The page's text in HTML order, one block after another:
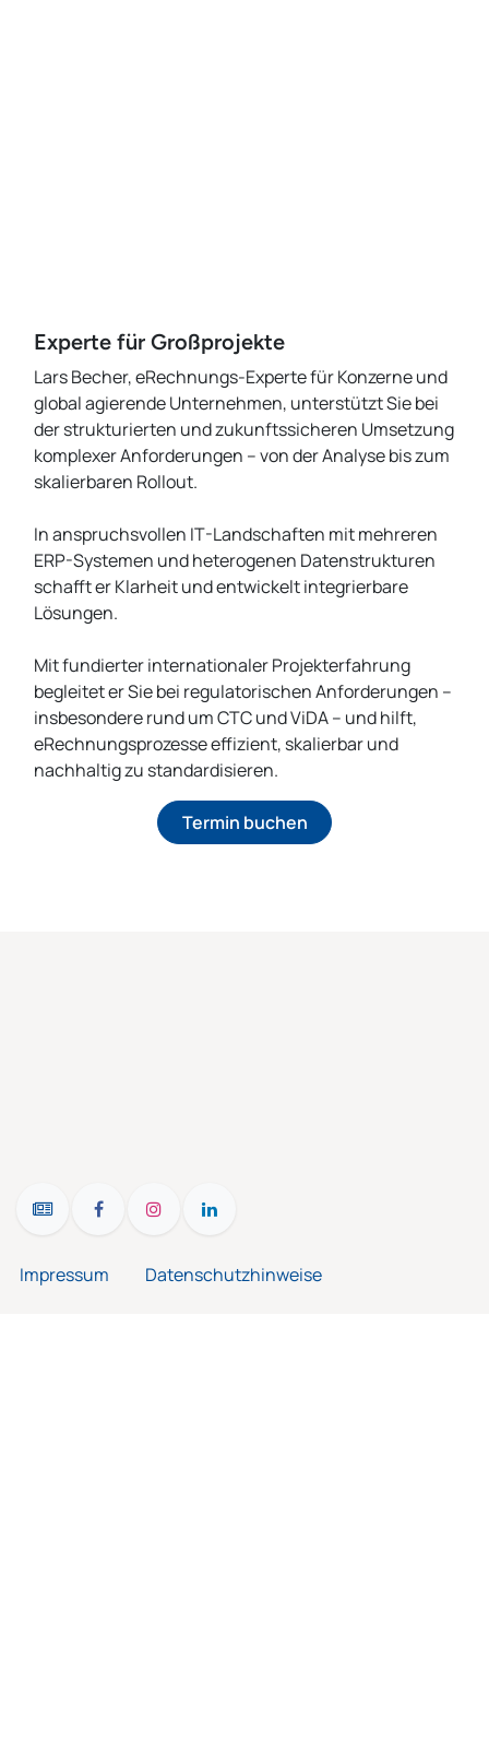
Experte für Großprojekte
Lars Becher, eRechnungs-Experte für Konzerne und
global agierende Unternehmen, unterstützt Sie bei
der strukturierten und zukunftssicheren Umsetzung
komplexer Anforderungen – von der Analyse bis zum
skalierbaren Rollout.
In anspruchsvollen IT-Landschaften mit mehreren
ERP-Systemen und heterogenen Datenstrukturen
schafft er Klarheit und entwickelt integrierbare
Lösungen.
Mit fundierter internationaler Projekterfahrung
begleitet er Sie bei regulatorischen Anforderungen –
insbesondere rund um CTC und ViDA – und hilft,
eRechnungsprozesse effizient, skalierbar und
nachhaltig zu standardisieren.
Termin buchen
Impressum Datenschutzhinweise